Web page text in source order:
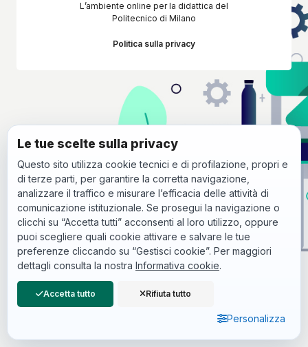
Vai al contenuto principale
L’ambiente online per la didattica del
Politecnico di Milano
Politica sulla privacy
Le tue scelte sulla privacy
Questo sito utilizza cookie tecnici e di profilazione, propri e
di terze parti, per garantire la corretta navigazione,
analizzare il traffico e misurare l’efficacia delle attività di
comunicazione istituzionale. Se prosegui la navigazione o
clicchi su “Accetta tutti” acconsenti al loro utilizzo, oppure
puoi scegliere quali cookie attivare e salvare le tue
preferenze cliccando su “Gestisci cookie”. Per maggiori
dettagli consulta la nostra Informativa cookie.
Accetta tutto Rifiuta tutto
Personalizza